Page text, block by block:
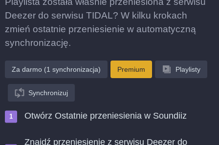
Deezer do serwisu TIDAL? W kilku krokach
zmień ostatnie przeniesienie w automatyczną
synchronizację.
Za darmo (1 synchronizacja) Premium Playlisty
Synchronizuj
Otwórz Ostatnie przeniesienia w Soundiiz
Znajdź przeniesienie z serwisu Deezer do